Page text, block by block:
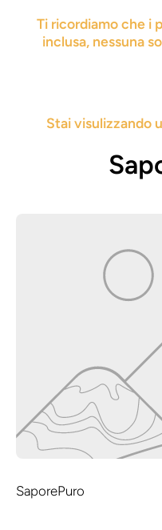
Ti ricordiamo che i
inclusa, nessuna
Stai visulizzando
SaporePuro